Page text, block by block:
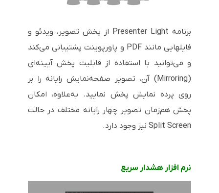
برنامه Presenter Light از پخش تصویر، ویدئو و
فایلهایی مانندPDF و پاورپوینت پشتیبانی می‌کند
و می‌توانید با استفاده از قابلیت پخش آیینه‌ای
(
Mirroring) آن، تصویر صفحه‌نمایش رایانه را بر
روی پرده نمایش پخش نمایید. به‌علاوه، امکان
پخش هم‌زمان تصویر چهار رایانه مختلف در حالت
Split Screenنیز وجود دارد.
نرم افزار هشدار سریع